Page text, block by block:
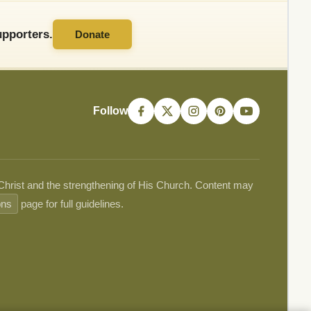
Donate
Follow
and the strengthening of His Church. Content may
page for full guidelines.